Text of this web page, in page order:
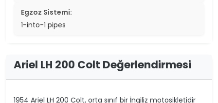
Egzoz Sistemi:
1-into-1 pipes
Ariel LH 200 Colt Değerlendirmesi
1954 Ariel LH 200 Colt, orta sınıf bir İngiliz motosikletidir